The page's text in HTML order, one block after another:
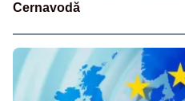
Cernavodă